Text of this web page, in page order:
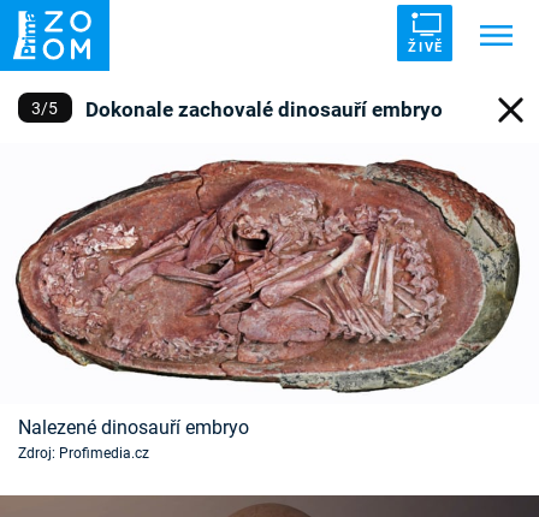
ŽIVĚ
Trendy: ZRÁDCI UFO DRUHÁ SVĚTOVÁ VÁLKA
VETŘELCI DÁVNOVĚKU
Témata
Pořady
TV Program
3/5 Dokonale zachovalé dinosauří embryo
Nalezené dinosauří embryo
Zdroj: Profimedia.cz